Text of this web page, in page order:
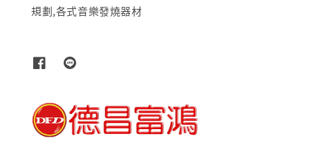
規劃,各式音樂發燒器材